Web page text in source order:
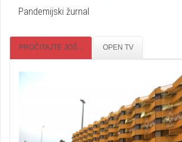
Pandemijski žurnal
PROČITAJTE JOŠ... OPEN TV